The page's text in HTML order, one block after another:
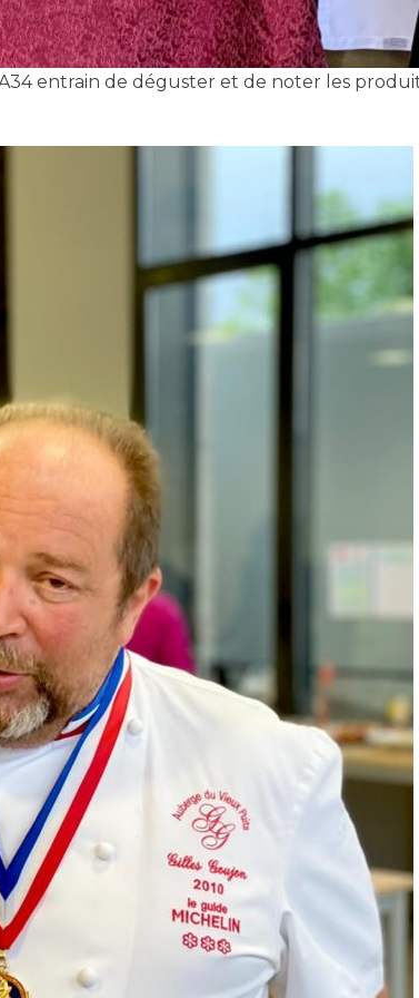
entrain de déguster et de noter les